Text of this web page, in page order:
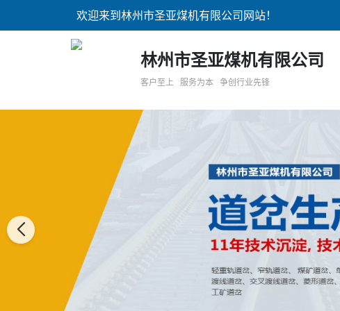
欢迎来到林州市圣亚煤机有限公司网站！
林州市圣亚煤机有限公司
客户至上 服务为本 争创行业先锋